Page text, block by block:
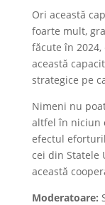
Ori această
foarte mult,
făcute în
această
strategice pe
Nimeni nu
altfel în niciun
efectul
cei din Statele
această
Moderatoare: